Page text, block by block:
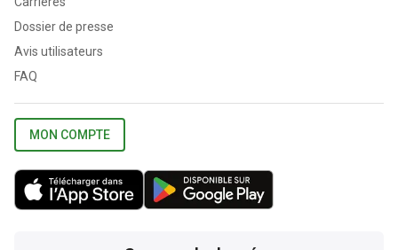
Dossier de presse
Avis utilisateurs
FAQ
MON COMPTE